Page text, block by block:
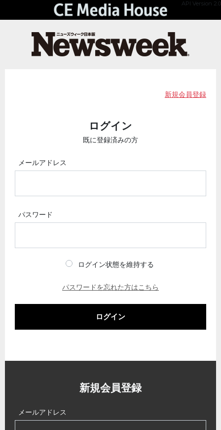
API Version 2.0
新規会員登録
ログイン
既に登録済みの方
メールアドレス
パスワード
ログイン状態を維持する
パスワードを忘れた方はこちら
ログイン
新規会員登録
メールアドレス